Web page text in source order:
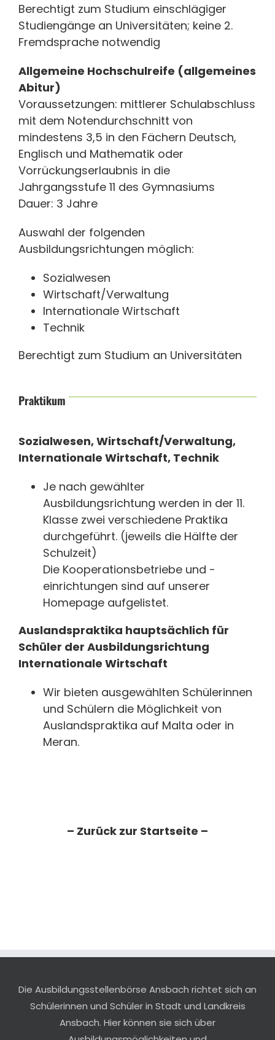
Berechtigt zum Studium einschlägiger
Studiengänge an Universitäten; keine 2.
Fremdsprache notwendig
Allgemeine Hochschulreife (allgemeines
Abitur)
Voraussetzungen: mittlerer Schulabschluss
mit dem Notendurchschnitt von
mindestens 3,5 in den Fächern Deutsch,
Englisch und Mathematik oder
Vorrückungserlaubnis in die
Jahrgangsstufe 11 des Gymnasiums
Dauer: 3 Jahre
Auswahl der folgenden
Ausbildungsrichtungen möglich:
Sozialwesen
Wirtschaft/Verwaltung
Internationale Wirtschaft
Technik
Berechtigt zum Studium an Universitäten
Praktikum
Sozialwesen, Wirtschaft/Verwaltung,
Internationale Wirtschaft, Technik
Je nach gewählter
Ausbildungsrichtung werden in der 11.
Klasse zwei verschiedene Praktika
durchgeführt. (jeweils die Hälfte der
Schulzeit)
Die Kooperationsbetriebe und -
einrichtungen sind auf unserer
Homepage aufgelistet.
Auslandspraktika hauptsächlich für
Schüler der Ausbildungsrichtung
Internationale Wirtschaft
Wir bieten ausgewählten Schülerinnen
und Schülern die Möglichkeit von
Auslandspraktika auf Malta oder in
Meran.
– Zurück zur Startseite –
Die Ausbildungsstellenbörse Ansbach richtet sich an
Schülerinnen und Schüler in Stadt und Landkreis
Ansbach. Hier können sie sich über